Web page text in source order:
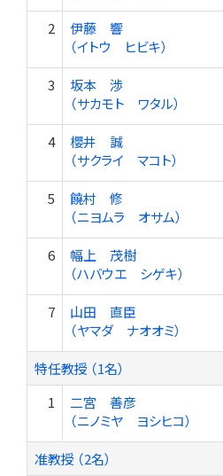
2
伊藤 響
（イトウ ヒビキ）
3
坂本 渉
（サカモト ワタル）
4
櫻井 誠
（サクライ マコト）
5
饒村 修
（ニヨムラ オサム）
6
幅上 茂樹
（ハバウエ シゲキ）
7
山田 直臣
（ヤマダ ナオオミ）
特任教授 （1名）
1
二宮 善彦
（ニノミヤ ヨシヒコ）
准教授 （2名）